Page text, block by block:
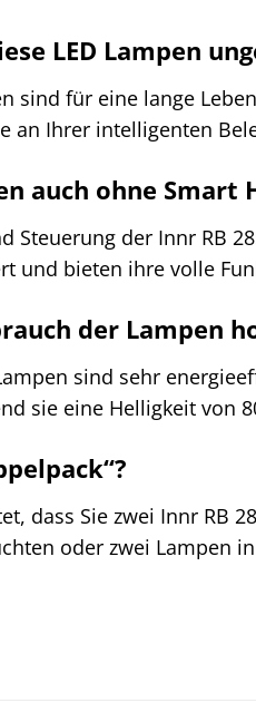
LED Lampen
sind für eine lange
an Ihrer intelligenten
auch ohne Smart
Steuerung der Innr RB
und bieten ihre volle
der Lampen
sind sehr
sie eine Helligkeit von
dass Sie zwei Innr RB
oder zwei Lampen